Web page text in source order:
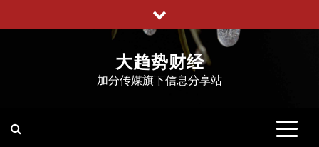
至
大趋势财经
加分传媒旗下信息分享站